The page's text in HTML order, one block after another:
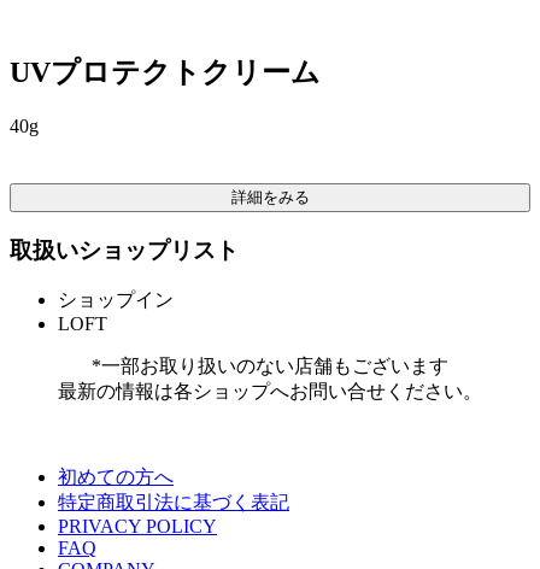
UVプロテクトクリーム
40g
詳細をみる
取扱いショップリスト
ショップイン
LOFT
*一部お取り扱いのない店舗もございます
最新の情報は各ショップへお問い合せください。
初めての方へ
特定商取引法に基づく表記
PRIVACY POLICY
FAQ